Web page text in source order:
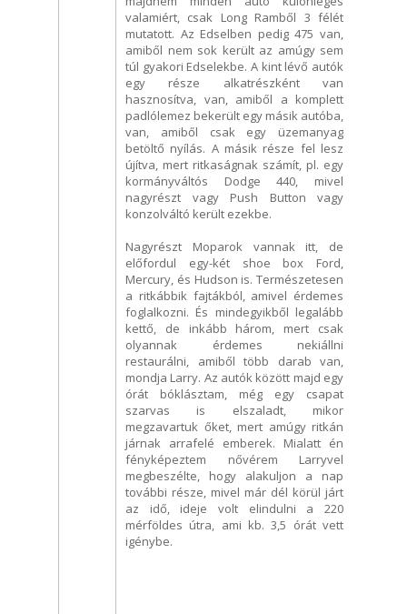
valamiért, csak Long Ramből 3 félét
mutatott. Az Edselben pedig 475 van,
amiből nem sok került az amúgy sem
túl gyakori Edselekbe. A kint lévő autók
egy része alkatrészként van
hasznosítva, van, amiből a komplett
padlólemez bekerült egy másik autóba,
van, amiből csak egy üzemanyag
betöltő nyílás. A másik része fel lesz
újítva, mert ritkaságnak számít, pl. egy
kormányváltós Dodge 440, mivel
nagyrészt vagy Push Button vagy
konzolváltó került ezekbe.
Nagyrészt Moparok vannak itt, de
előfordul egy-két shoe box Ford,
Mercury, és Hudson is. Természetesen
a ritkábbik fajtákból, amivel érdemes
foglalkozni. És mindegyikből legalább
kettő, de inkább három, mert csak
olyannak érdemes nekiállni
restaurálni, amiből több darab van,
mondja Larry. Az autók között majd egy
órát bóklásztam, még egy csapat
szarvas is elszaladt, mikor
megzavartuk őket, mert amúgy ritkán
járnak arrafelé emberek. Mialatt én
fényképeztem nővérem Larryvel
megbeszélte, hogy alakuljon a nap
további része, mivel már dél körül járt
az idő, ideje volt elindulni a 220
mérföldes útra, ami kb. 3,5 órát vett
igénybe.